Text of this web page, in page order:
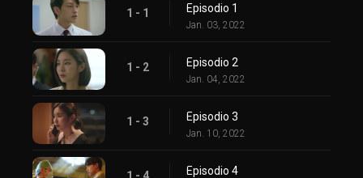
1 - 1 Episodio 1
Jan. 03, 2022
1 - 2 Episodio 2
Jan. 04, 2022
1 - 3 Episodio 3
Jan. 10, 2022
Episodio 4